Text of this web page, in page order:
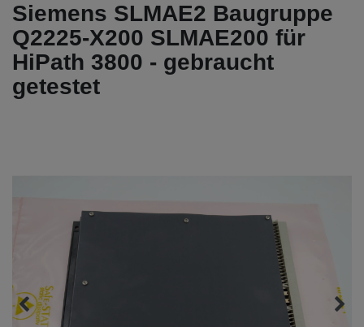
Siemens SLMAE2 Baugruppe
Q2225-X200 SLMAE200 für
HiPath 3800 - gebraucht
getestet